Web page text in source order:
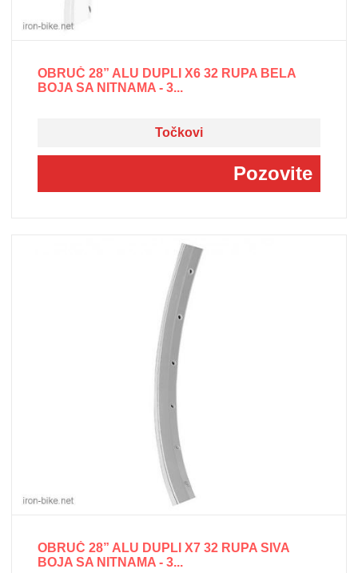
OBRUČ 28” ALU DUPLI X6 32 RUPA BELA
BOJA SA NITNAMA - 3...
Točkovi
Pozovite
OBRUČ 28” ALU DUPLI X7 32 RUPA SIVA
BOJA SA NITNAMA - 3...